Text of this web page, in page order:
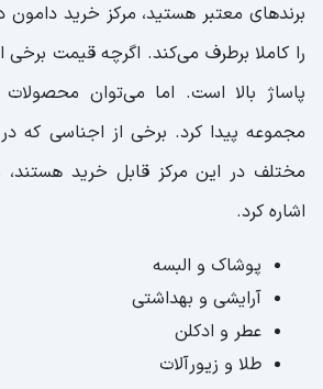
برندهای معتبر هستید، مرکز خرید
را کاملا برطرف می‌کند. اگرچه قیمت برخی
پاساژ بالا است. اما می‌توان
مجموعه پیدا کرد. برخی از اجناسی که
مختلف در این مرکز قابل خرید هستند،
اشاره کرد.
پوشاک و البسه
آرایشی و بهداشتی
عطر و ادکلن
طلا و زیورآلات